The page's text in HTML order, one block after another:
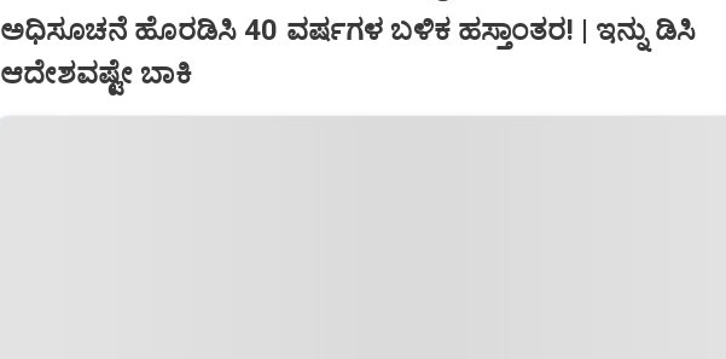
ಅಧಿಸೂಚನೆ ಹೊರಡಿಸಿ 40 ವರ್ಷಗಳ ಬಳಿಕ ಹಸ್ತಾಂತರ! | ಇನ್ನು ಡಿಸಿ
ಆದೇಶವಷ್ಟೇ ಬಾಕಿ